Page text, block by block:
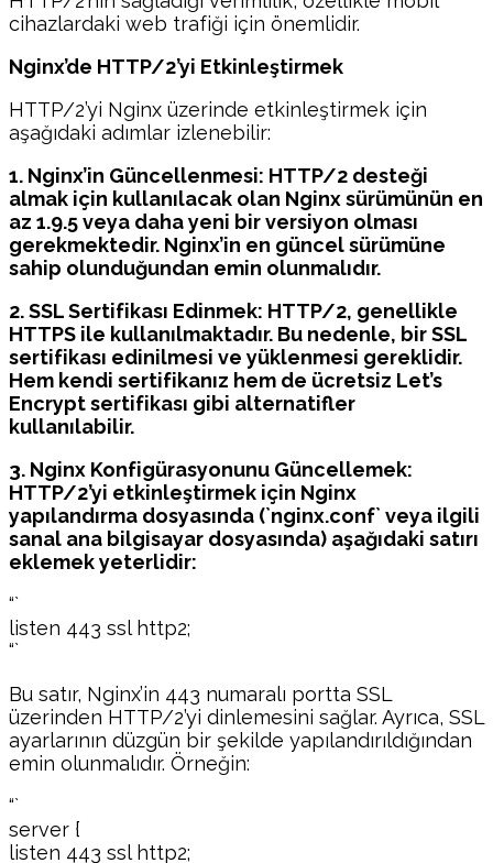
cihazlardaki web trafiği için önemlidir.
Nginx’de HTTP/2’yi Etkinleştirmek
HTTP/2’yi Nginx üzerinde etkinleştirmek için
aşağıdaki adımlar izlenebilir:
1. Nginx’in Güncellenmesi: HTTP/2 desteği
almak için kullanılacak olan Nginx sürümünün en
az 1.9.5 veya daha yeni bir versiyon olması
gerekmektedir. Nginx’in en güncel sürümüne
sahip olunduğundan emin olunmalıdır.
2. SSL Sertifikası Edinmek: HTTP/2, genellikle
HTTPS ile kullanılmaktadır. Bu nedenle, bir SSL
sertifikası edinilmesi ve yüklenmesi gereklidir.
Hem kendi sertifikanız hem de ücretsiz Let’s
Encrypt sertifikası gibi alternatifler
kullanılabilir.
3. Nginx Konfigürasyonunu Güncellemek:
HTTP/2’yi etkinleştirmek için Nginx
yapılandırma dosyasında (`nginx.conf` veya ilgili
sanal ana bilgisayar dosyasında) aşağıdaki satırı
eklemek yeterlidir:
“`
listen 443 ssl http2;
“`
Bu satır, Nginx’in 443 numaralı portta SSL
üzerinden HTTP/2’yi dinlemesini sağlar. Ayrıca, SSL
ayarlarının düzgün bir şekilde yapılandırıldığından
emin olunmalıdır. Örneğin:
“`
server {
listen 443 ssl http2;